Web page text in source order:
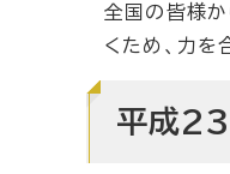
全国の皆様か
くため、力を
平成